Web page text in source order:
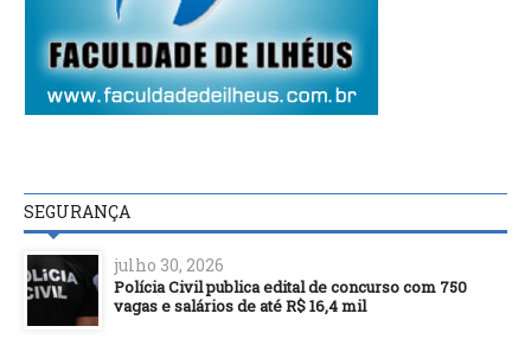
SEGURANÇA
julho 30, 2026
Polícia Civil publica edital de concurso com 750
vagas e salários de até R$ 16,4 mil